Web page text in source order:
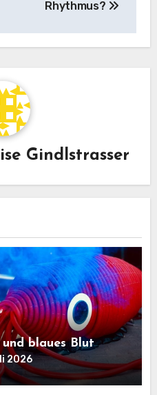
Rhythmus?
Gindlstrasser
blaues Blut
2026